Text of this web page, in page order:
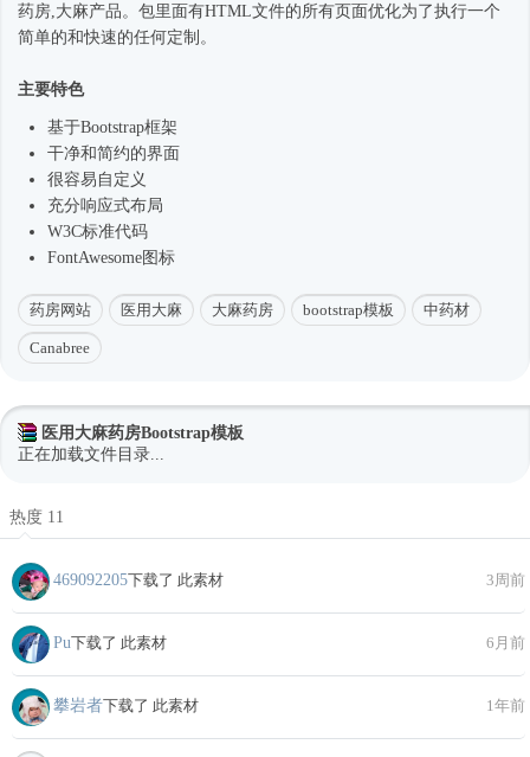
药房,大麻产品。包里面有HTML文件的所有页面优化为了执行一个
简单的和快速的任何定制。
主要特色
基于Bootstrap框架
干净和简约的界面
很容易自定义
充分响应式布局
W3C标准代码
FontAwesome图标
药房网站 医用大麻 大麻药房 bootstrap模板 中药材
Canabree
医用大麻药房Bootstrap模板
正在加载文件目录...
热度 11
469092205下载了 此素材 3周前
Pu下载了 此素材 6月前
攀岩者下载了 此素材 1年前